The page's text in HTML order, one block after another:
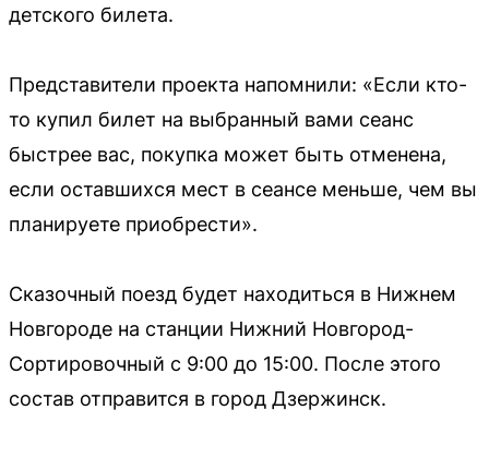
детского билета.
Представители проекта напомнили: «Если кто-
то купил билет на выбранный вами сеанс
быстрее вас, покупка может быть отменена,
если оставшихся мест в сеансе меньше, чем вы
планируете приобрести».
Сказочный поезд будет находиться в Нижнем
Новгороде на станции Нижний Новгород-
Сортировочный с 9:00 до 15:00. После этого
состав отправится в город Дзержинск.